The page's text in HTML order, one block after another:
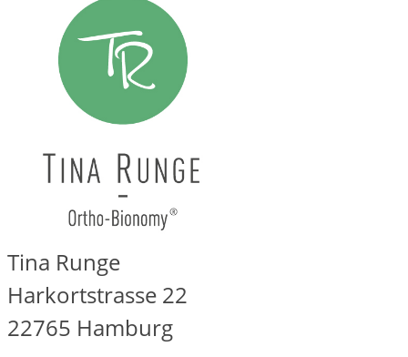
Tina Runge
Harkortstrasse 22
22765 Hamburg